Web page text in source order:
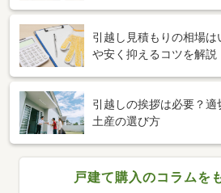
引越し見積もりの相場
や安く抑えるコツを解説
引越しの挨拶は必要？
土産の選び方
戸建て購入のコラムを